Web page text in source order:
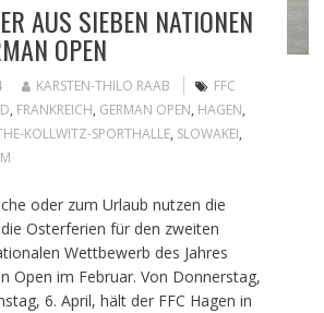
AUS SIEBEN NATIONEN
OPEN
KARSTEN-THILO RAAB
FFC
, FRANKREICH, GERMAN OPEN, HAGEN,
KOLLWITZ-SPORTHALLE, SLOWAKEI,
oder zum Urlaub nutzen die
Osterferien für den zweiten
Wettbewerb des Jahres
Open im Februar. Von Donnerstag,
6. April, hält der FFC Hagen in